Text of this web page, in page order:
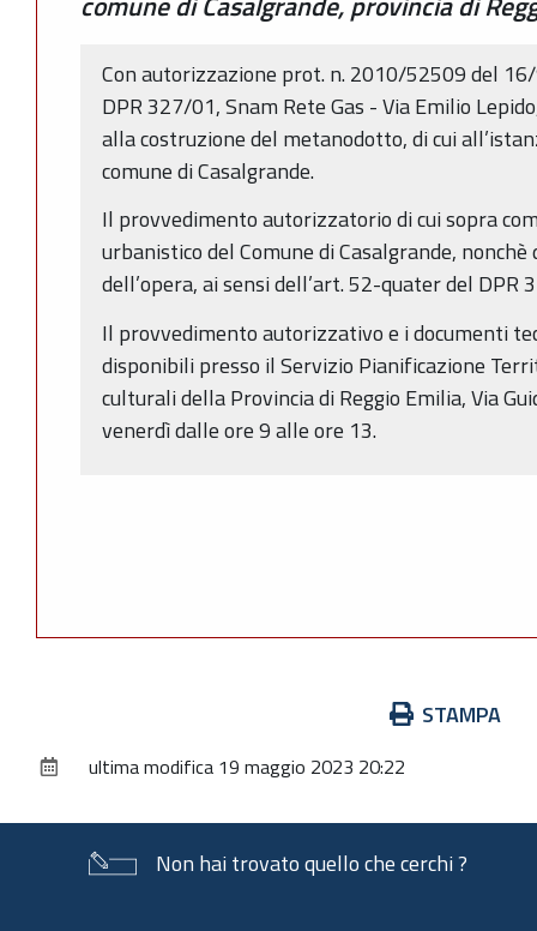
Con autorizzazione prot. n. 2010/52509 del
DPR 327/01, Snam Rete Gas - Via Emilio
alla costruzione del metanodotto, di cui
comune di Casalgrande.
Il provvedimento autorizzatorio di cui sopra
urbanistico del Comune di Casalgrande,
dell’opera, ai sensi dell’art. 52-quater del DPR
Il provvedimento autorizzativo e i documenti
disponibili presso il Servizio Pianificazione
culturali della Provincia di Reggio Emilia, Via
venerdì dalle ore 9 alle ore 13.
documento
STAMPA
ultima modifica 19 maggio 2023 20:22
Non hai trovato quello che cerchi ?